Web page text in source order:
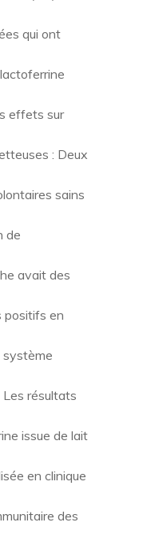
qui ont
effets sur
: Deux
sains
de
avait des
positifs en
système
Les résultats
issue de lait
en clinique
des